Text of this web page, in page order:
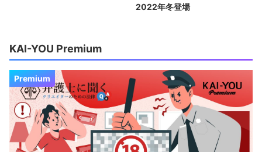
2022年冬登場
KAI-YOU Premium
Premium